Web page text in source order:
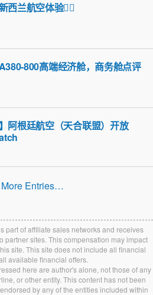
西兰航空体验🤦‍♀️
800高端经济舱，商务舱点评
】阿根廷航空（天合联盟）开放
Entries…
part of affiliate sales networks and receives
partner sites. This compensation may impact
site. This site does not include all financial
available financial offers.
here are author's alone, not those of any
or other entity. This content has not been
by any of the entities included within